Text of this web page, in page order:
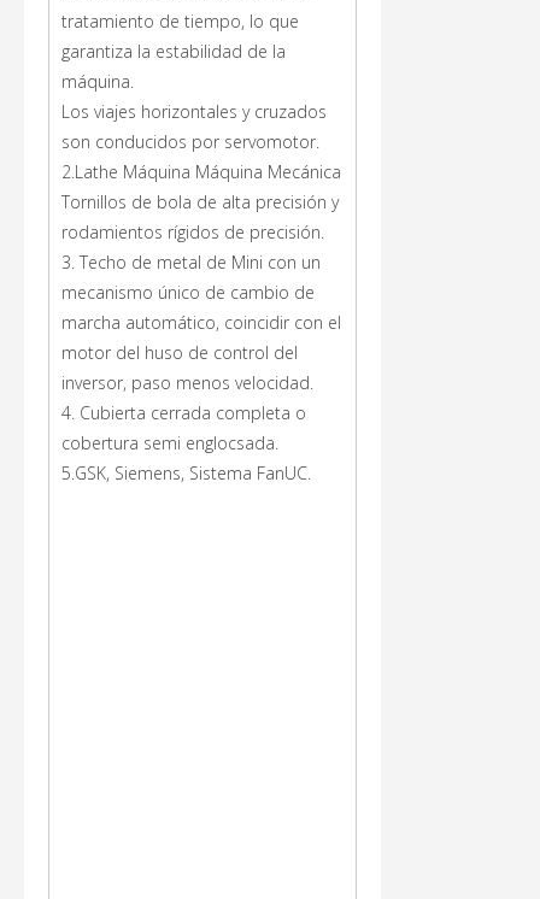
tratamiento de tiempo, lo que
garantiza la estabilidad de la
máquina.
Los viajes horizontales y cruzados
son conducidos por servomotor.
2.Lathe Máquina Máquina Mecánica
Tornillos de bola de alta precisión y
rodamientos rígidos de precisión.
3. Techo de metal de Mini con un
mecanismo único de cambio de
marcha automático, coincidir con el
motor del huso de control del
inversor, paso menos velocidad.
4. Cubierta cerrada completa o
cobertura semi englocsada.
5.GSK, Siemens, Sistema FanUC.